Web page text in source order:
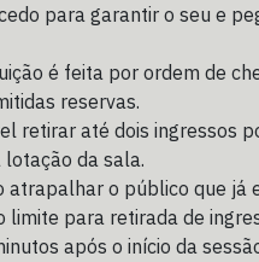
para garantir o seu e
é feita por ordem de
reservas.
retirar até dois ingressos
lotação da sala.
atrapalhar o público que já
limite para retirada de
após o início da